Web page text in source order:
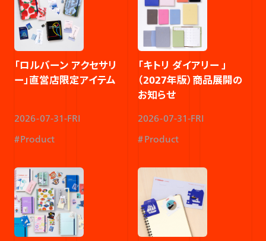
「ロルバーン アクセサリ
ー」直営店限定アイテム​
2026-07-31-FRI
Product
「キトリ ダイアリー 」
（2027年版）商品展開の
お知らせ
2026-07-31-FRI
Product